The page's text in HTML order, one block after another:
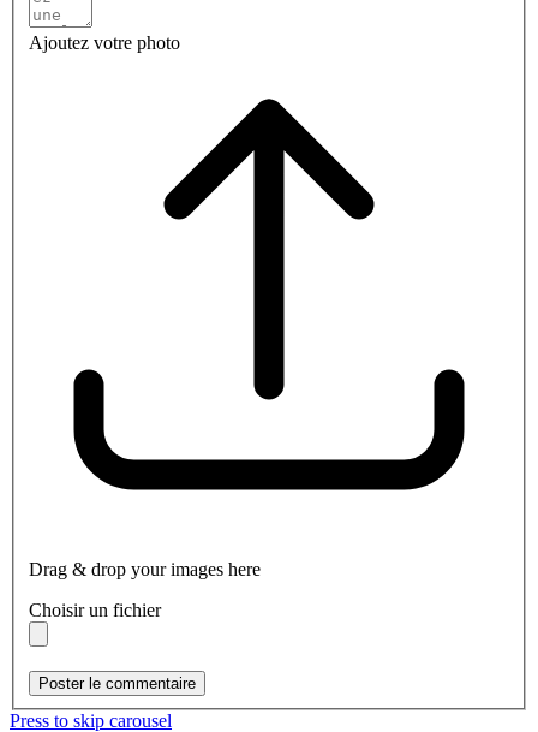
Ajoutez votre photo
Drag & drop your images here
Choisir un fichier
Poster le commentaire
Press to skip carousel